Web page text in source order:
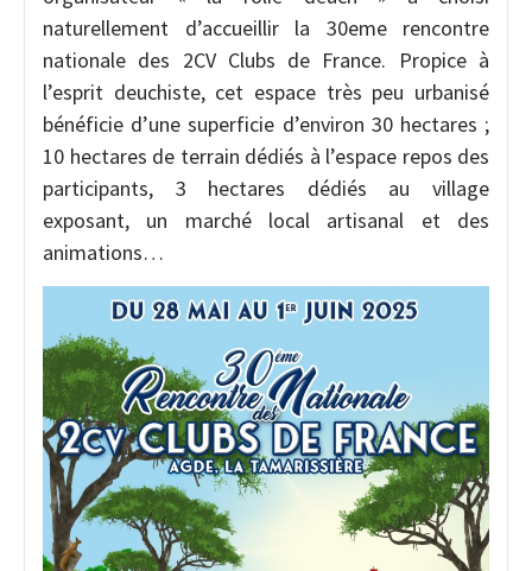
naturellement d’accueillir la 30eme rencontre
nationale des 2CV Clubs de France. Propice à
l’esprit deuchiste, cet espace très peu urbanisé
bénéficie d’une superficie d’environ 30 hectares ;
10 hectares de terrain dédiés à l’espace repos des
participants, 3 hectares dédiés au village
exposant, un marché local artisanal et des
animations…